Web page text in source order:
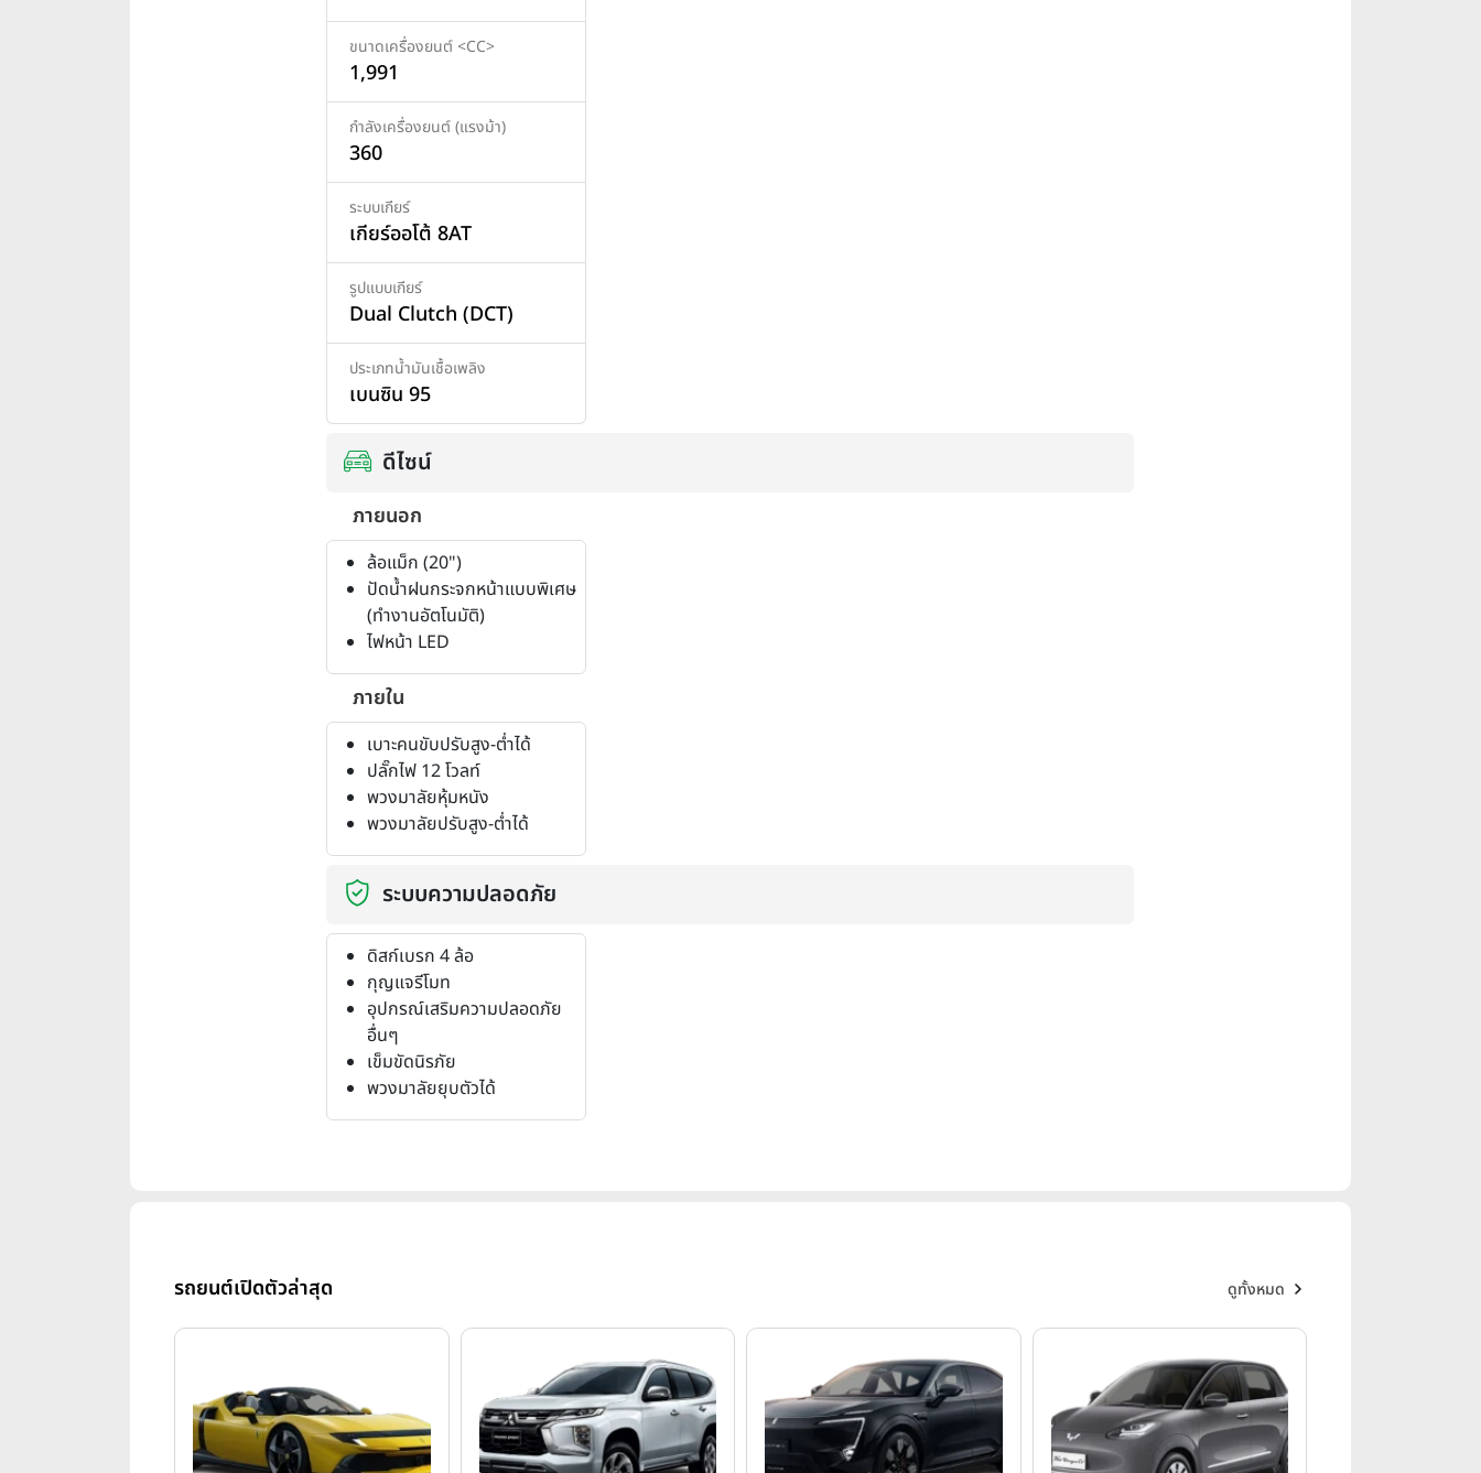
ขนาดเครื่องยนต์ <CC>
1,991
กำลังเครื่องยนต์ (แรงม้า)
360
ระบบเกียร์
เกียร์ออโต้ 8AT
รูปแบบเกียร์
Dual Clutch (DCT)
ประเภทน้ำมันเชื้อเพลิง
เบนซิน 95
ดีไซน์
ภายนอก
ล้อแม็ก (20")
ปัดน้ำฝนกระจกหน้าแบบพิเศษ
(ทำงานอัตโนมัติ)
ไฟหน้า LED
ภายใน
เบาะคนขับปรับสูง-ต่ำได้
ปลั๊กไฟ 12 โวลท์
พวงมาลัยหุ้มหนัง
พวงมาลัยปรับสูง-ต่ำได้
ระบบความปลอดภัย
ดิสก์เบรก 4 ล้อ
กุญแจรีโมท
อุปกรณ์เสริมความปลอดภัย
อื่นๆ
เข็มขัดนิรภัย
พวงมาลัยยุบตัวได้
รถยนต์เปิดตัวล่าสุด ดูทั้งหมด